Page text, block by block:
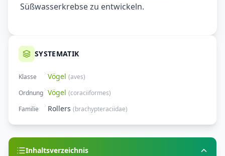
Süßwasserkrebse zu entwickeln.
SYSTEMATIK
Klasse Vögel (aves)
Ordnung Vögel (coraciiformes)
Familie
Rollers (brachypteraciidae)
Inhaltsverzeichnis